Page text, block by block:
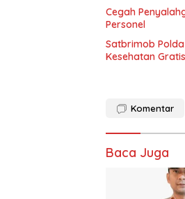
Cegah
Personel
Satbrimob
Kesehatan Gratis
Komentar
Baca Juga